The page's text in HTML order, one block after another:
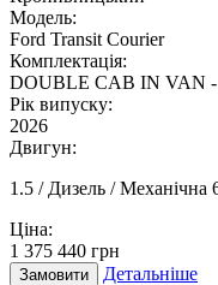
Модель:
Ford Transit Courier
Комплектація:
DOUBLE CAB IN VAN -
Рік випуску:
2026
Двигун:
1.5 / Дизель / Механічна
Ціна:
1 375 440 грн
Замовити Детальніше